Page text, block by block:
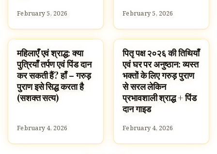
February 5, 2026 February 5, 2026
HOMEBANNER
महिलाएँ एवं श्राद्ध: क्या
पुत्रियाँ तर्पण एवं पिंड दान
कर सकती हैं? हाँ – गरुड़
पुराण इसे सिद्ध करता है
(सशक्त सत्य)
February 4, 2026
HOMEBANNER
पितृ पक्ष २०२६ की तिथियाँ
एवं घर पर अनुष्ठान: व्यस्त
भक्तों के लिए गरुड़ पुराण
से सरल लेकिन
प्रभावशाली श्राद्ध + पिंड
दान गाइड
February 4, 2026